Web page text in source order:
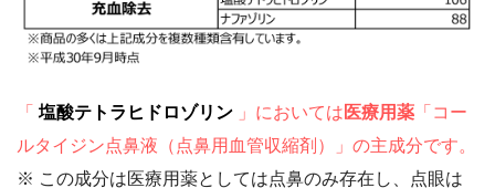
「 塩酸テトラヒドロゾリン 」においては 医療用薬 「コー
ルタイジン点鼻液（点鼻用血管収縮剤）」の主成分です。
※ この成分は医療用薬としては点鼻のみ存在し、点眼は